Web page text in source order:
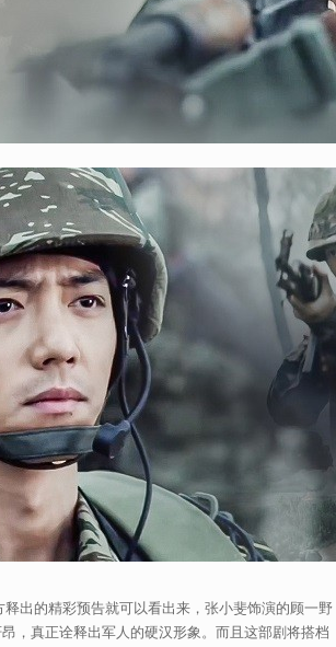
出的精彩预告就可以看出来，张小斐饰演的顾一野
，真正诠释出军人的硬汉形象。而且这部剧将搭档